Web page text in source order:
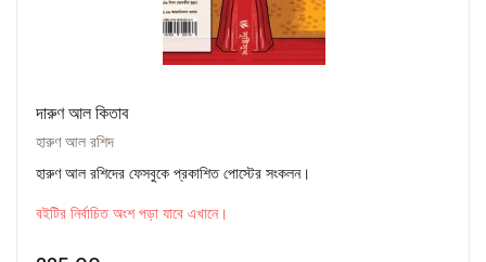
দারুণ আল কিতাব
হারুণ আল রশিদ
হারুণ আল রশিদের ফেসবুকে প্রকাশিত পোস্টের সংকলন।
বইটির নির্বাচিত অংশ পড়া যাবে এখানে।